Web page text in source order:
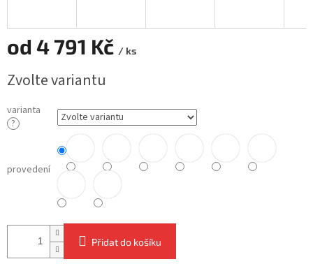
od 4 791 Kč / ks
cena:
Zvolte variantu
varianta
?
provedení
Přidat do košíku